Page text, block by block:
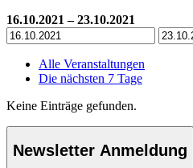
16.10.2021 – 23.10.2021
Alle Veranstaltungen
Die nächsten 7 Tage
Keine Einträge gefunden.
Newsletter Anmeldung